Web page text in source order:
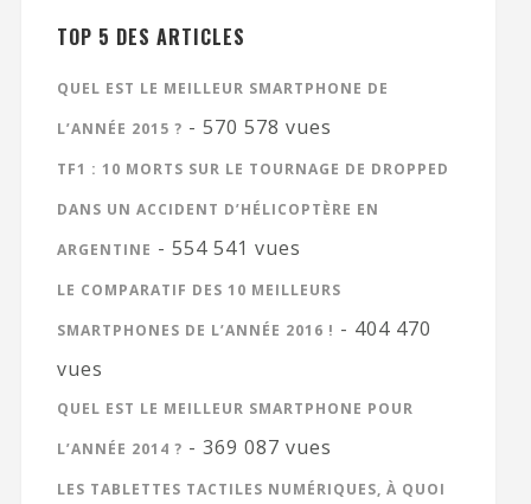
TOP 5 DES ARTICLES
QUEL EST LE MEILLEUR SMARTPHONE DE
L’ANNÉE 2015 ? - 570 578 vues
TF1 : 10 MORTS SUR LE TOURNAGE DE DROPPED
DANS UN ACCIDENT D’HÉLICOPTÈRE EN
ARGENTINE - 554 541 vues
LE COMPARATIF DES 10 MEILLEURS
SMARTPHONES DE L’ANNÉE 2016 ! - 404 470
vues
QUEL EST LE MEILLEUR SMARTPHONE POUR
L’ANNÉE 2014 ? - 369 087 vues
LES TABLETTES TACTILES NUMÉRIQUES, À QUOI